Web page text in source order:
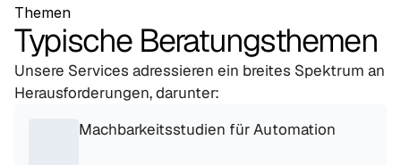
Themen
Typische Beratungsthemen
Unsere Services adressieren ein breites Spektrum an
Herausforderungen, darunter:
Machbarkeitsstudien für Automation